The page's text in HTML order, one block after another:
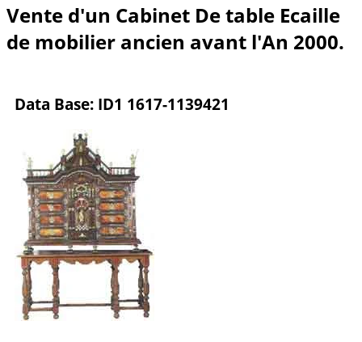
Vente d'un Cabinet De table Ecaille
de mobilier ancien avant l'An 2000.
Data Base: ID1 1617-1139421